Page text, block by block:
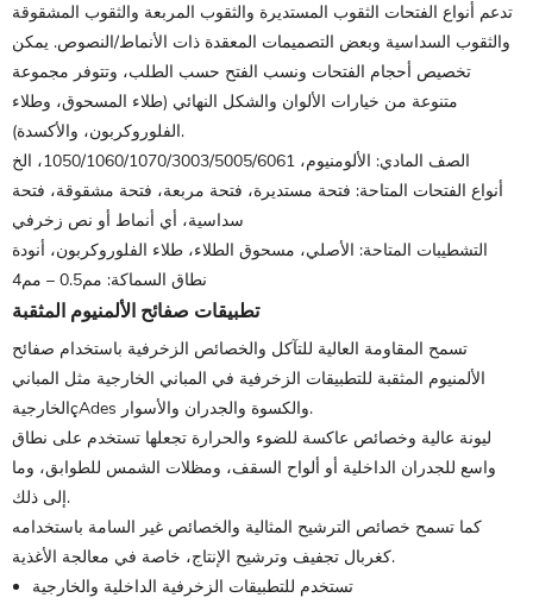
تدعم أنواع الفتحات الثقوب المستديرة والثقوب المربعة والثقوب المشقوقة
والثقوب السداسية وبعض التصميمات المعقدة ذات الأنماط/النصوص. يمكن
تخصيص أحجام الفتحات ونسب الفتح حسب الطلب، وتتوفر مجموعة
متنوعة من خيارات الألوان والشكل النهائي (طلاء المسحوق، وطلاء
الفلوروكربون، والأكسدة).
الصف المادي: الألومنيوم، 1050/1060/1070/3003/5005/6061، الخ
أنواع الفتحات المتاحة: فتحة مستديرة، فتحة مربعة، فتحة مشقوقة، فتحة
سداسية، أي أنماط أو نص زخرفي
التشطيبات المتاحة: الأصلي، مسحوق الطلاء، طلاء الفلوروكربون، أنودة
نطاق السماكة: مم0.5 – مم4
تطبيقات صفائح الألمنيوم المثقبة
تسمح المقاومة العالية للتآكل والخصائص الزخرفية باستخدام صفائح
الألمنيوم المثقبة للتطبيقات الزخرفية في المباني الخارجية مثل المباني
الخارجيةçAdes والكسوة والجدران والأسوار.
ليونة عالية وخصائص عاكسة للضوء والحرارة تجعلها تستخدم على نطاق
واسع للجدران الداخلية أو ألواح السقف، ومظلات الشمس للطوابق، وما
إلى ذلك.
كما تسمح خصائص الترشيح المثالية والخصائص غير السامة باستخدامه
كغربال تجفيف وترشيح الإنتاج، خاصة في معالجة الأغذية.
تستخدم للتطبيقات الزخرفية الداخلية والخارجية